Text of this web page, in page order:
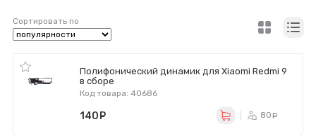
Сортировать по
Полифонический динамик для Xiaomi Redmi 9
в сборе
Код товара: 40686
140 80